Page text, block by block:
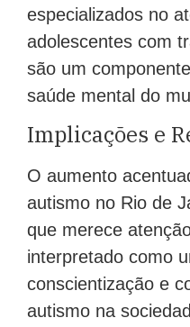
especializados no
adolescentes com
são um
saúde mental do
Implicações e
O aumento
autismo no Rio de
que merece
interpretado como
conscientização e
autismo na